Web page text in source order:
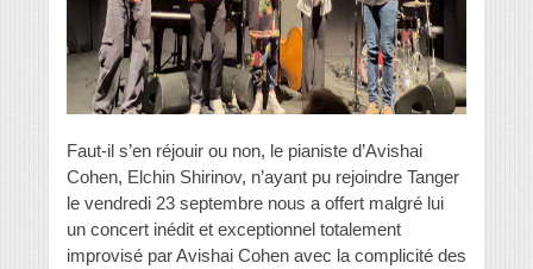
Faut-il s’en réjouir ou non, le pianiste d’Avishai
Cohen, Elchin Shirinov, n’ayant pu rejoindre Tanger
le vendredi 23 septembre nous a offert malgré lui
un concert inédit et exceptionnel totalement
improvisé par Avishai Cohen avec la complicité des